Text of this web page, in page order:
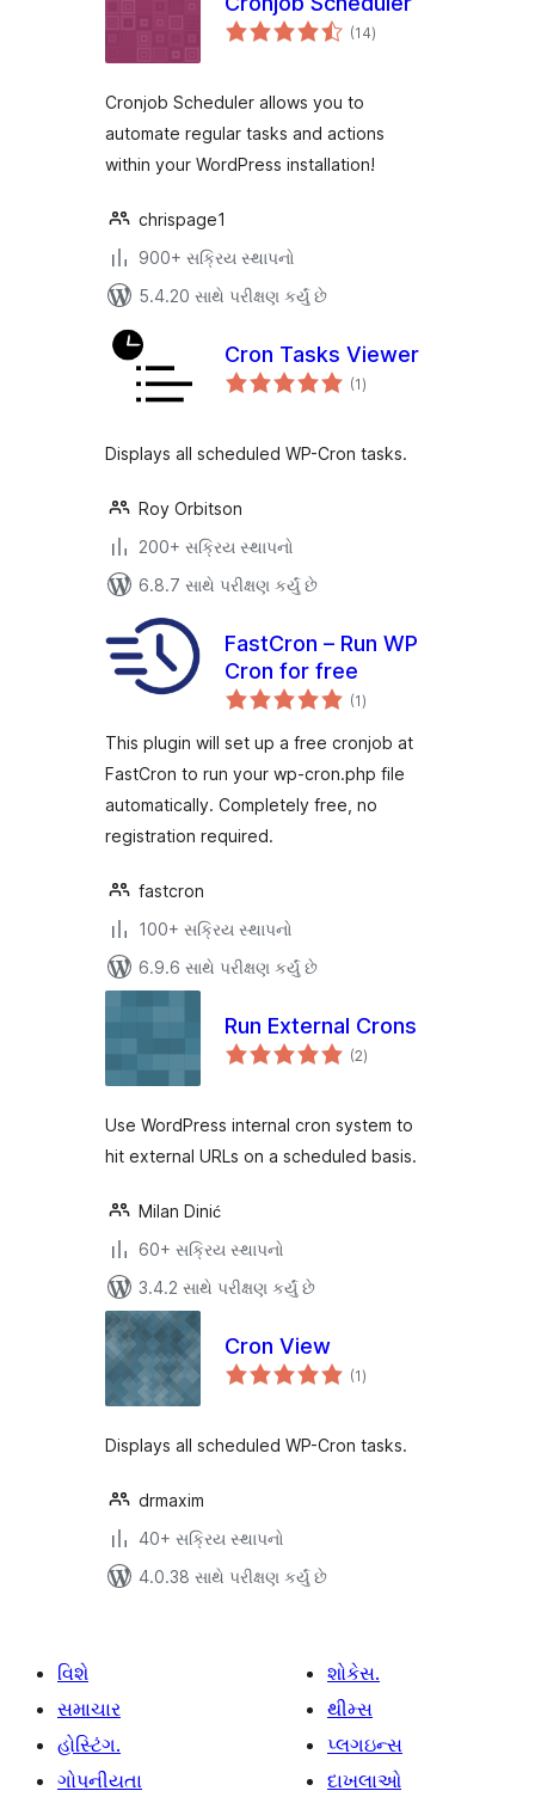
(14કુલ
રેટિંગ્સ
)
Cronjob Scheduler allows you to
automate regular tasks and actions
within your WordPress installation!
chrispage1
900+ સક્રિય સ્થાપનો
5.4.20 સાથે પરીક્ષણ કર્યું છે
Cron Tasks Viewer
(1કુલ
રેટિંગ્સ
)
Displays all scheduled WP-Cron tasks.
Roy Orbitson
200+ સક્રિય સ્થાપનો
6.8.7 સાથે પરીક્ષણ કર્યું છે
FastCron – Run WP
Cron for free
(1કુલ
રેટિંગ્સ
)
This plugin will set up a free cronjob at
FastCron to run your wp-cron.php file
automatically. Completely free, no
registration required.
fastcron
100+ સક્રિય સ્થાપનો
6.9.6 સાથે પરીક્ષણ કર્યું છે
Run External Crons
(2કુલ
રેટિંગ્સ
)
Use WordPress internal cron system to
hit external URLs on a scheduled basis.
Milan Dinić
60+ સક્રિય સ્થાપનો
3.4.2 સાથે પરીક્ષણ કર્યું છે
Cron View
(1કુલ
રેટિંગ્સ
)
Displays all scheduled WP-Cron tasks.
drmaxim
40+ સક્રિય સ્થાપનો
4.0.38 સાથે પરીક્ષણ કર્યું છે
વિશે
સમાચાર
હોસ્ટિંગ.
ગોપનીયતા
શોકેસ.
થીમ્સ
પ્લગઇન્સ
દાખલાઓ